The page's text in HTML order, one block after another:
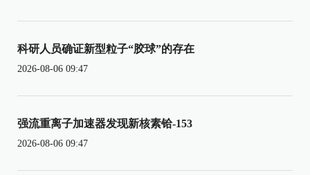
科研人员确证新型粒子“胶球”的存在
2026-08-06 09:47
强流重离子加速器发现新核素铪-153
2026-08-06 09:47